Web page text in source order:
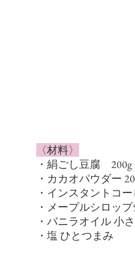
〈材料〉
・絹ごし豆腐　200g
・カカオパウダー
・インスタントコ
・メープルシロップ
・バニラオイル 小
・塩 ひとつまみ